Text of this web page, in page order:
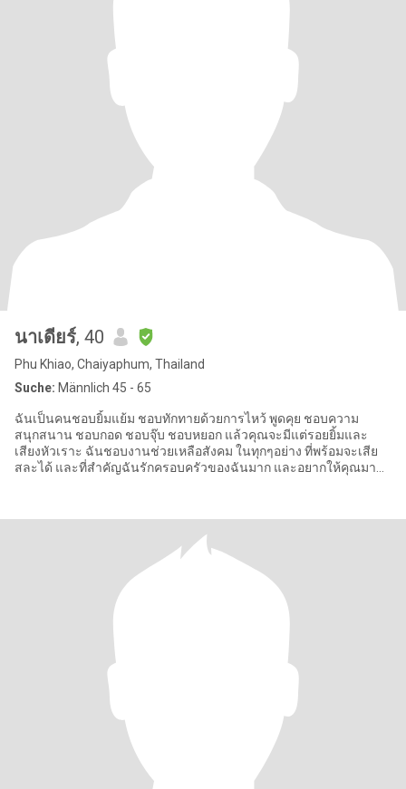
นาเดียร์, 40
Phu Khiao, Chaiyaphum, Thailand
Suche: Männlich 45 - 65
ฉันเป็นคนชอบยิ้มแย้ม ชอบทักทายด้วยการไหว้ พูดคุย ชอบความ
สนุกสนาน ชอบกอด ชอบจุ๊บ ชอบหยอก แล้วคุณจะมีแต่รอยยิ้มและ
เสียงหัวเราะ ฉันชอบงานช่วยเหลือสังคม ในทุกๆอย่าง ที่พร้อมจะเสีย
สละได้ และที่สำคัญฉันรักครอบครัวของฉันมาก และอยากให้คุณมา